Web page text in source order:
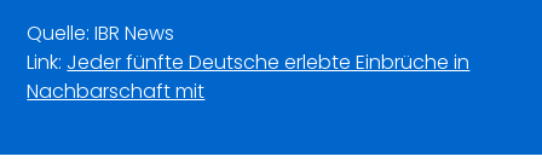
Quelle: IBR News
Link: Jeder fünfte Deutsche erlebte Einbrüche in
Nachbarschaft mit